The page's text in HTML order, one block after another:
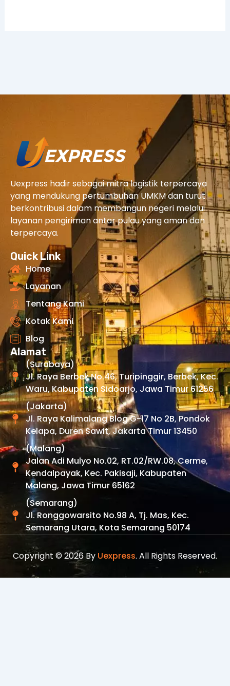
Uexpress hadir sebagai mitra logistik terpercaya
yang mendukung pertumbuhan UMKM dan turut
berkontribusi dalam membangun negeri melalui
layanan pengiriman antar pulau yang aman dan
terpercaya.
Quick Link
Home
Layanan
Tentang Kami
Kotak Kami
Blog
Alamat
(Surabaya)
Jl. Raya Berbek No.46, Turipinggir, Berbek, Kec.
Waru, Kabupaten Sidoarjo, Jawa Timur 61256
(Jakarta)
Jl. Raya Kalimalang Blog G-17 No 2B, Pondok
Kelapa, Duren Sawit, Jakarta Timur 13450
(Malang)
Jalan Adi Mulyo No.02, RT.02/RW.08, Cerme,
Kendalpayak, Kec. Pakisaji, Kabupaten
Malang, Jawa Timur 65162
(Semarang)
Jl. Ronggowarsito No.98 A, Tj. Mas, Kec.
Semarang Utara, Kota Semarang 50174
Copyright © 2026 By Uexpress. All Rights Reserved.